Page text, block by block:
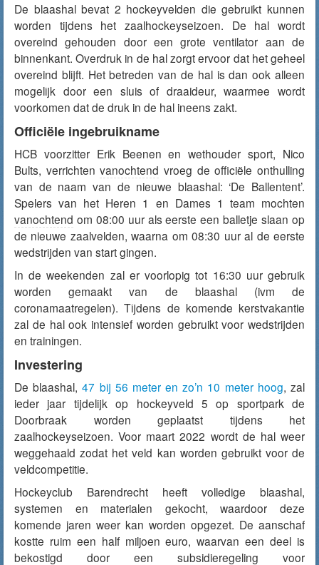
De blaashal bevat 2 hockeyvelden die gebruikt kunnen
worden tijdens het zaalhockeyseizoen. De hal wordt
overeind gehouden door een grote ventilator aan de
binnenkant. Overdruk in de hal zorgt ervoor dat het geheel
overeind blijft. Het betreden van de hal is dan ook alleen
mogelijk door een sluis of draaideur, waarmee wordt
voorkomen dat de druk in de hal ineens zakt.
Officiële ingebruikname
HCB voorzitter Erik Beenen en wethouder sport, Nico
Bults, verrichtenvanochtend vroeg de officiële onthulling
van de naam van de nieuwe blaashal: ‘De Ballentent’.
Spelers van het Heren 1 en Dames 1 team mochten
vanochtend om 08:00 uur als eerste een balletje slaan op
de nieuwe zaalvelden, waarna om 08:30 uur al de eerste
wedstrijden van start gingen.
In de weekenden zal er voorlopig tot 16:30 uur gebruik
worden gemaakt van de blaashal (ivm de
coronamaatregelen). Tijdens de komende kerstvakantie
zal de hal ook intensief worden gebruikt voor wedstrijden
en trainingen.
Investering
De blaashal,47 bij 56 meter en zo’n 10 meter hoog, zal
ieder jaar tijdelijk op hockeyveld 5 op sportpark de
Doorbraak worden geplaatst tijdens het
zaalhockeyseizoen. Voor maart 2022 wordt de hal weer
weggehaald zodat het veld kan worden gebruikt voor de
veldcompetitie.
Hockeyclub Barendrecht heeft volledige blaashal,
systemen en materialen gekocht, waardoor deze
komende jaren weer kan worden opgezet. De aanschaf
kostte ruim een half miljoen euro, waarvan een deel is
bekostigd door een subsidieregeling voor